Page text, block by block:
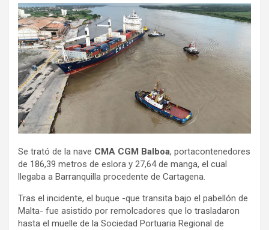
Se trató de la nave CMA CGM Balboa, portacontenedores
de 186,39 metros de eslora y 27,64 de manga, el cual
llegaba a Barranquilla procedente de Cartagena.
Tras el incidente, el buque -que transita bajo el pabellón de
Malta- fue asistido por remolcadores que lo trasladaron
hasta el muelle de la Sociedad Portuaria Regional de